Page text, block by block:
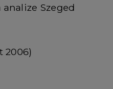
Szeged
2006)